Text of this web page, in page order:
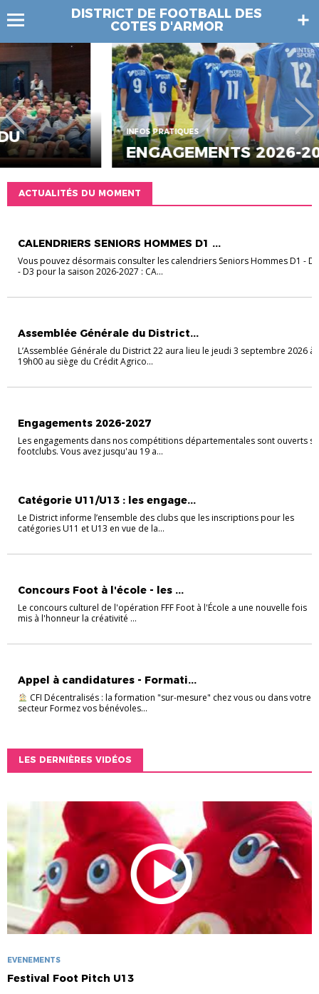
DISTRICT DE FOOTBALL DES
COTES D'ARMOR
INFOS PRATIQUES
ENGAGEMENTS 2026-2027
ACTUALITÉS DU MOMENT
CALENDRIERS SENIORS HOMMES D1 ...
Vous pouvez désormais consulter les calendriers Seniors Hommes D1 - D2
- D3 pour la saison 2026-2027 : CA...
Assemblée Générale du District...
L’Assemblée Générale du District 22 aura lieu le jeudi 3 septembre 2026 à
19h00 au siège du Crédit Agrico...
Engagements 2026-2027
Les engagements dans nos compétitions départementales sont ouverts
footclubs. Vous avez jusqu'au 19 a...
Catégorie U11/U13 : les engage...
Le District informe l’ensemble des clubs que les inscriptions pour les
catégories U11 et U13 en vue de la...
Concours Foot à l'école - les ...
Le concours culturel de l'opération FFF Foot à l'École a une nouvelle fois
mis à l'honneur la créativité ...
Appel à candidatures - Formati...
CFI Décentralisés : la formation "sur-mesure" chez vous ou dans votre
secteur Formez vos bénévoles...
LES DERNIÈRES VIDÉOS
EVENEMENTS
Festival Foot Pitch U13